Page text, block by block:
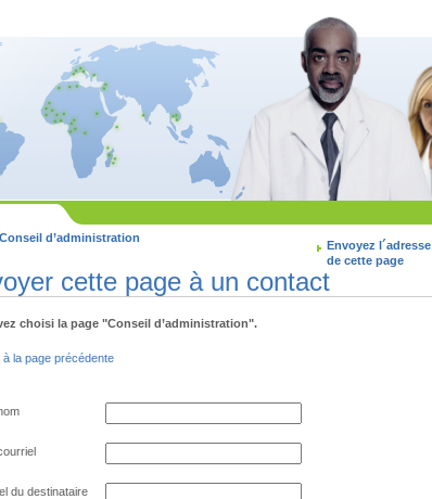
Envoyez l´adresse
de cette page
Conseil d’administration
cette page à un contact
choisi la page "Conseil d’administration".
à la page précédente
du destinataire